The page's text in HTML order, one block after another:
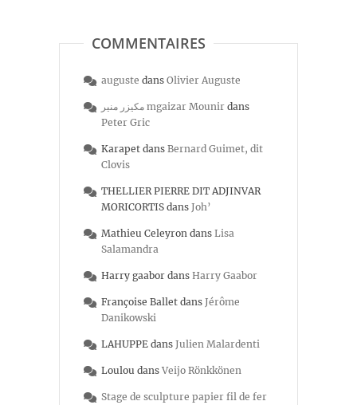
COMMENTAIRES
auguste dans Olivier Auguste
مكيزر منير mgaizar Mounir dans
Peter Gric
Karapet dans Bernard Guimet, dit
Clovis
THELLIER PIERRE DIT ADJINVAR
MORICORTIS dans Joh’
Mathieu Celeyron dans Lisa
Salamandra
Harry gaabor dans Harry Gaabor
Françoise Ballet dans Jérôme
Danikowski
LAHUPPE dans Julien Malardenti
Loulou dans Veijo Rönkkönen
Stage de sculpture papier fil de fer